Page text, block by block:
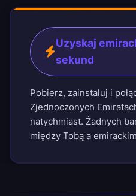
Uzyskaj
sekund
Pobierz, zainstaluj i
Zjednoczonych
natychmiast. Żadnych
między Tobą a